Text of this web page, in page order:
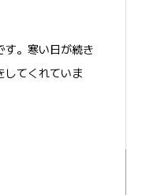
。寒い日が続き
してくれていま